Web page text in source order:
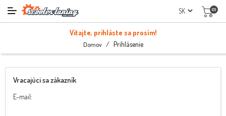
(0)
Vitajte, prihláste sa prosím!
Domov / Prihlásenie
Vracajúci sa zákazník
E-mail: